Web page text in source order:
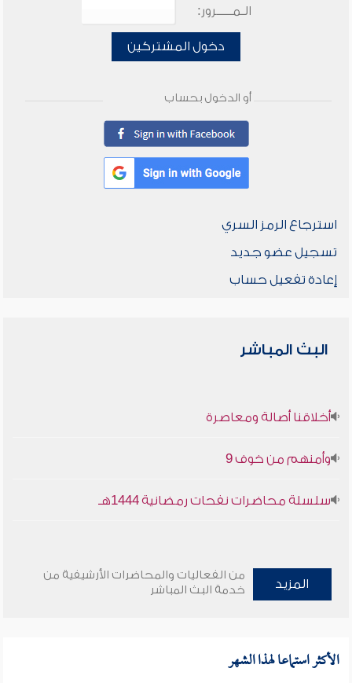
الـمـــــرور:
دخول المشتركين
أو الدخول بحساب
استرجاع الرمز السري
تسجيل عضو جديد
إعادة تفعيل حساب
البث المباشر
أخلاقنا أصالة ومعاصرة
وأمنهم من خوف 9
سلسلة محاضرات نفحات رمضانية 1444هـ
المزيد
من الفعاليات والمحاضرات الأرشيفية من
خدمة البث المباشر
الأكثر استماعا لهذا الشهر